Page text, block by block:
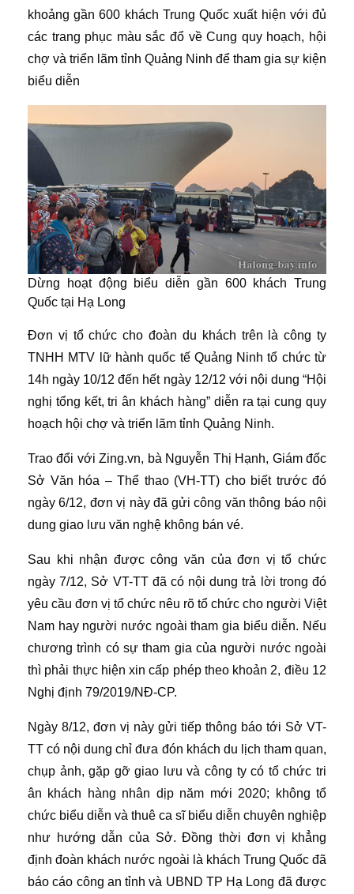
khoảng gần 600 khách Trung Quốc xuất hiện với đủ
các trang phục màu sắc đổ về Cung quy hoạch, hội
chợ và triển lãm tỉnh Quảng Ninh để tham gia sự kiện
biểu diễn
Dừng hoạt động biểu diễn gần 600 khách Trung
Quốc tại Hạ Long
Đơn vị tổ chức cho đoàn du khách trên là công ty
TNHH MTV lữ hành quốc tế Quảng Ninh tổ chức từ
14h ngày 10/12 đến hết ngày 12/12 với nội dung “Hội
nghị tổng kết, tri ân khách hàng” diễn ra tại cung quy
hoạch hội chợ và triển lãm tỉnh Quảng Ninh.
Trao đổi với Zing.vn, bà Nguyễn Thị Hạnh, Giám đốc
Sở Văn hóa – Thể thao (VH-TT) cho biết trước đó
ngày 6/12, đơn vị này đã gửi công văn thông báo nội
dung giao lưu văn nghệ không bán vé.
Sau khi nhận được công văn của đơn vị tổ chức
ngày 7/12, Sở VT-TT đã có nội dung trả lời trong đó
yêu cầu đơn vị tổ chức nêu rõ tổ chức cho người Việt
Nam hay người nước ngoài tham gia biểu diễn. Nếu
chương trình có sự tham gia của người nước ngoài
thì phải thực hiện xin cấp phép theo khoản 2, điều 12
Nghị định 79/2019/NĐ-CP.
Ngày 8/12, đơn vị này gửi tiếp thông báo tới Sở VT-
TT có nội dung chỉ đưa đón khách du lịch tham quan,
chụp ảnh, gặp gỡ giao lưu và công ty có tổ chức tri
ân khách hàng nhân dịp năm mới 2020; không tổ
chức biểu diễn và thuê ca sĩ biểu diễn chuyên nghiệp
như hướng dẫn của Sở. Đồng thời đơn vị khẳng
định đoàn khách nước ngoài là khách Trung Quốc đã
báo cáo công an tỉnh và UBND TP Hạ Long đã được